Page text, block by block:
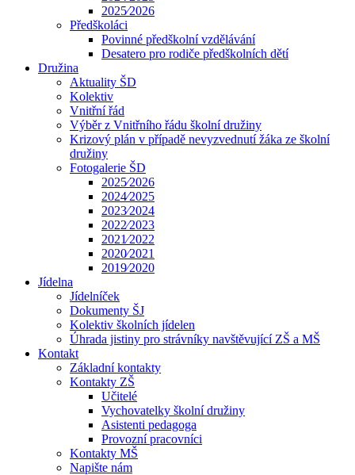
2025⁄2026
Předškoláci
Povinné předškolní vzdělávání
Desatero pro rodiče předškolních dětí
Družina
Aktuality ŠD
Kolektiv
Vnitřní řád
Výběr z Vnitřního řádu školní družiny
Krizový plán v případě nevyzvednutí žáka ze školní
družiny
Fotogalerie ŠD
2025⁄2026
2024⁄2025
2023⁄2024
2022⁄2023
2021⁄2022
2020⁄2021
2019⁄2020
Jídelna
Jídelníček
Dokumenty ŠJ
Kolektiv školních jídelen
Úhrada jistiny pro strávníky navštěvující ZŠ a MŠ
Kontakt
Základní kontakty
Kontakty ZŠ
Učitelé
Vychovatelky školní družiny
Asistenti pedagoga
Provozní pracovníci
Kontakty MŠ
Napište nám